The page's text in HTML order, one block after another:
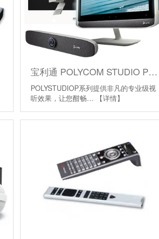
宝利通 POLYCOM STUDIO P系列 个人视频会议设备
POLYSTUDIOP系列提供非凡的专业级视
听效果，让您酣畅…
【详情】